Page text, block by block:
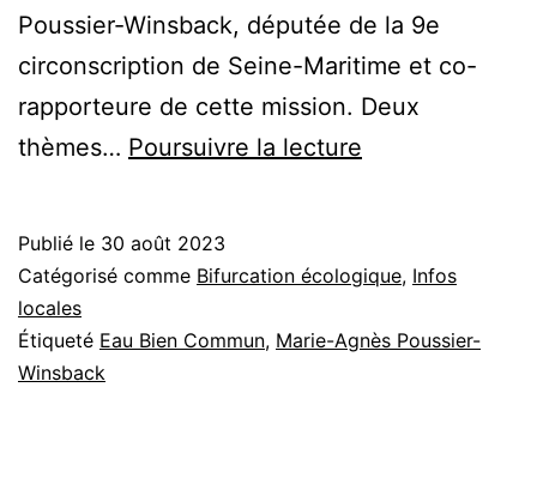
Poussier-Winsback, députée de la 9e
circonscription de Seine-Maritime et co-
rapporteure de cette mission. Deux
thèmes… Poursuivre la lecture
Mme
Députée
Publié le 30 août 2023
Catégorisé comme Bifurcation écologique, Infos
locales
Étiqueté Eau Bien Commun, Marie-Agnès Poussier-
Winsback